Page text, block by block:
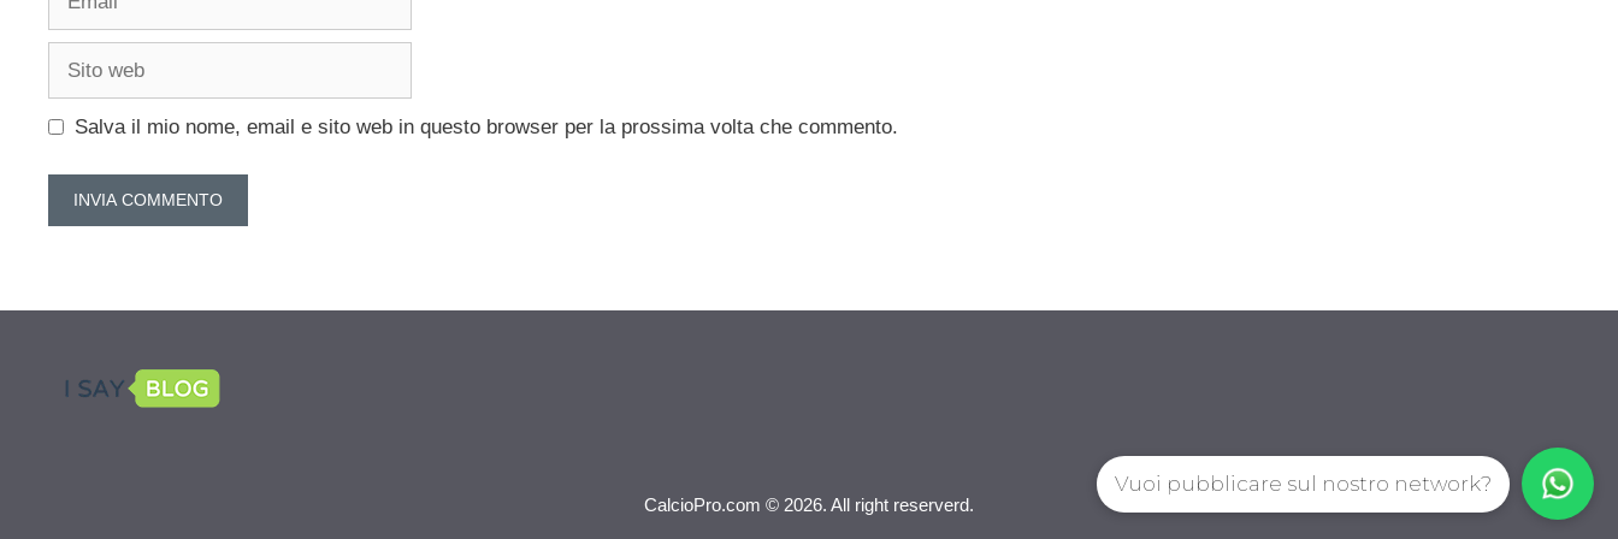
Sito
Salva il mio nome, email e sito web in questo browser per la prossima volta che commento.
CalcioPro.com © 2026. All right reserverd.
Vuoi pubblicare sul nostro network?